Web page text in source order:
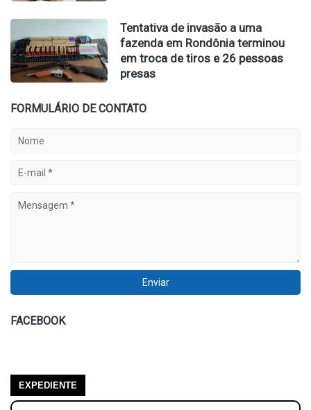
Tentativa de invasão a uma
fazenda em Rondônia terminou
em troca de tiros e 26 pessoas
presas
FORMULÁRIO DE CONTATO
FACEBOOK
EXPEDIENTE